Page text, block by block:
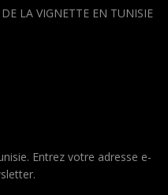
LA VIGNETTE EN TUNISIE
Entrez votre adresse e-